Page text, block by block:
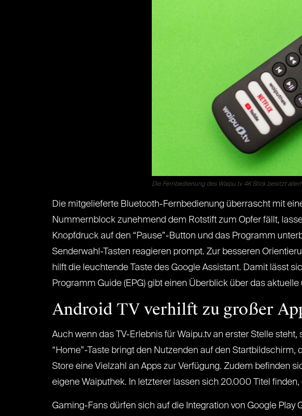
Die Fernbedienung des Waipu.tv 4K Stick besitzt
Die mitgelieferte Bluetooth-Fernbedienung überrascht mit
Nummernblock zunehmend dem Rotstift zum Opfer fällt,
Knopfdruck auf den “Pause”-Button und das Programm
Senderwahl-Tasten reagieren prompt. Zur besseren
hilft die leuchtende Taste des Google Assistant. Damit lässt
Programm Guide (EPG) gibt einen Überblick über das
Android TV verhilft zu großer
Auch wenn das TV-Erlebnis für Waipu.tv an erster Stelle
“Home”-Taste bringt den Nutzenden auf den Startbildschirm,
Store eine Vielzahl an Apps zur Verfügung. Zudem befinden
eigene Waiputhek. In letzterer lassen sich 20.000 Titel
Gaming-Fans dürfen sich auf die Integration von Google